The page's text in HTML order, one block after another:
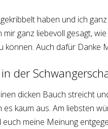
haben und ich
ganz liebevoll gesagt,
können. Auch dafür Danke
der
dicken Bauch streicht
es kaum aus. Am liebsten
meine Meinung